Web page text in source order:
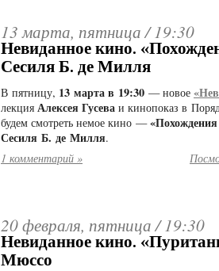
13 марта, пятница /19:30
Невиданное кино.
Сесиля Б. де Милля
В пятницу, 13 марта в 19:30 — новое
лекция Алексея Гусева и кинопоказ в
будем смотреть немое кино —
Сесиля Б. де Милля.
1 комментарий »
20 февраля, пятница /19:30
Невиданное кино.
Мюссо